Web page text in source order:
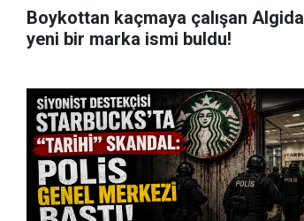
Boykottan kaçmaya çalışan Algida
yeni bir marka ismi buldu!